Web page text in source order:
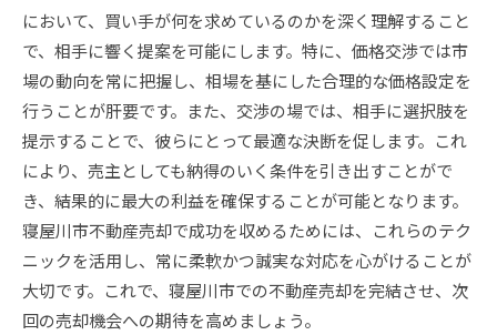
において、買い手が何を求めているのかを深く理解すること
で、相手に響く提案を可能にします。特に、価格交渉では市
場の動向を常に把握し、相場を基にした合理的な価格設定を
行うことが肝要です。また、交渉の場では、相手に選択肢を
提示することで、彼らにとって最適な決断を促します。これ
により、売主としても納得のいく条件を引き出すことがで
き、結果的に最大の利益を確保することが可能となります。
寝屋川市不動産売却で成功を収めるためには、これらのテク
ニックを活用し、常に柔軟かつ誠実な対応を心がけることが
大切です。これで、寝屋川市での不動産売却を完結させ、次
回の売却機会への期待を高めましょう。